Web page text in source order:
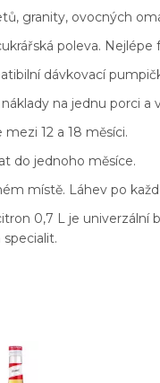
granity, ovocných
poleva.
dávkovací
na jednu porci a
12 a 18 měsíci.
do jednoho měsíce.
místě. Láhev po
0,7 L je univerzální